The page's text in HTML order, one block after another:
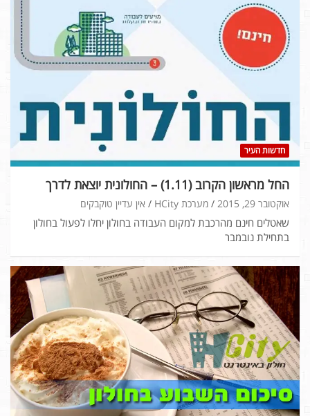
חדשות העיר
החל מראשון הקרוב (1.11) – החולונית יוצאת לדרך
אוקטובר 29, 2015 מערכת HCity אין עדיין טוקבקים
שאטלים חינם מהרכבת למקום העבודה בחולון יחלו לפעול בחולון
בתחילת נובמבר